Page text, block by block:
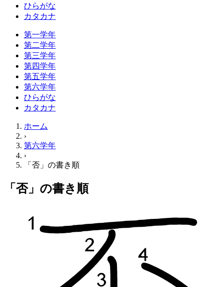
ひらがな
カタカナ
第一学年
第二学年
第三学年
第四学年
第五学年
第六学年
ひらがな
カタカナ
ホーム
›
第六学年
›
「否」の書き順
「否」の書き順